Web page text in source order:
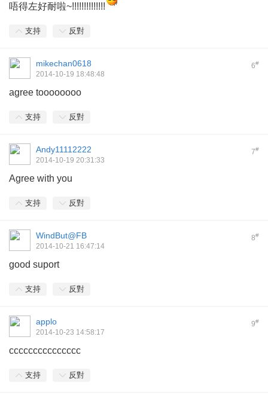
唔得左好耐啦~!!!!!!!!!!!!!!
支持 反對
6#
mikechan0618
2014-10-19 18:48:48
agree toooooooo
支持 反對
7#
Andy11112222
2014-10-19 20:31:33
Agree with you
支持 反對
8#
WindBut@FB
2014-10-21 16:47:14
good suport
支持 反對
9#
applo
2014-10-23 14:58:17
ccccccccccccccc
支持 反對